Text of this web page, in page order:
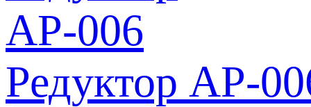
Редуктор АР-